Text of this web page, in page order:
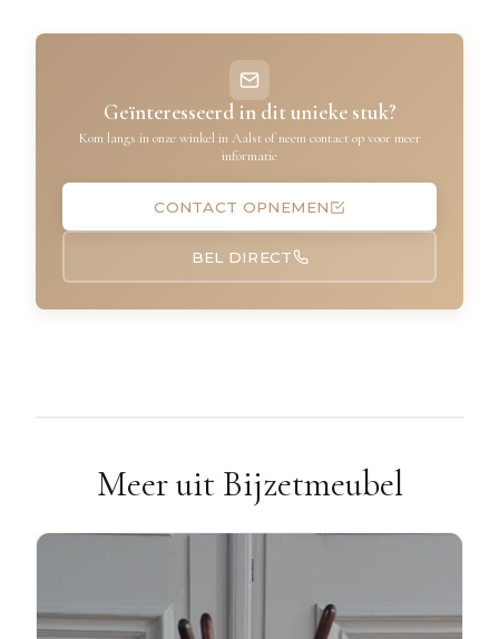
Geïnteresseerd in dit unieke stuk?
Kom langs in onze winkel in Aalst of neem contact op voor meer
informatie
CONTACT OPNEMEN
BEL DIRECT
Meer uit Bijzetmeubel